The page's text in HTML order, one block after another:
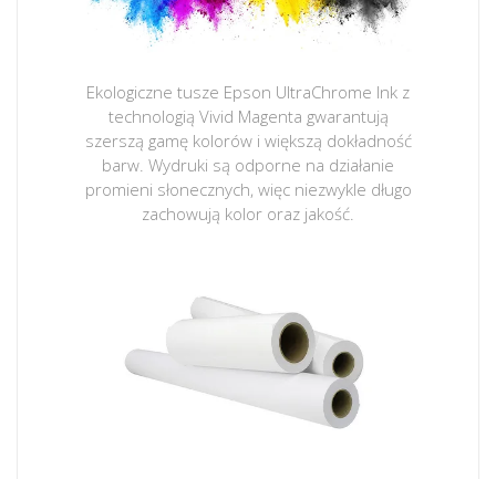
Ekologiczne tusze Epson UltraChrome Ink z
technologią Vivid Magenta gwarantują
szerszą gamę kolorów i większą dokładność
barw. Wydruki są odporne na działanie
promieni słonecznych, więc niezwykle długo
zachowują kolor oraz jakość.